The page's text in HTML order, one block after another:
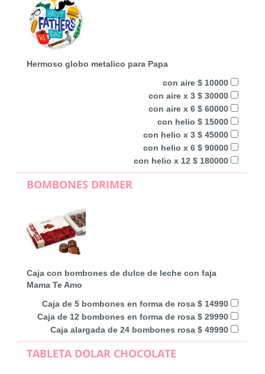
Hermoso globo metalico para Papa
con aire $ 10000
con aire x 3 $ 30000
con aire x 6 $ 60000
con helio $ 15000
con helio x 3 $ 45000
con helio x 6 $ 90000
con helio x 12 $ 180000
BOMBONES DRIMER
Caja con bombones de dulce de leche con faja
Mama Te Amo
Caja de 5 bombones en forma de rosa $ 14990
Caja de 12 bombones en forma de rosa $ 29990
Caja alargada de 24 bombones rosa $ 49990
TABLETA DOLAR CHOCOLATE